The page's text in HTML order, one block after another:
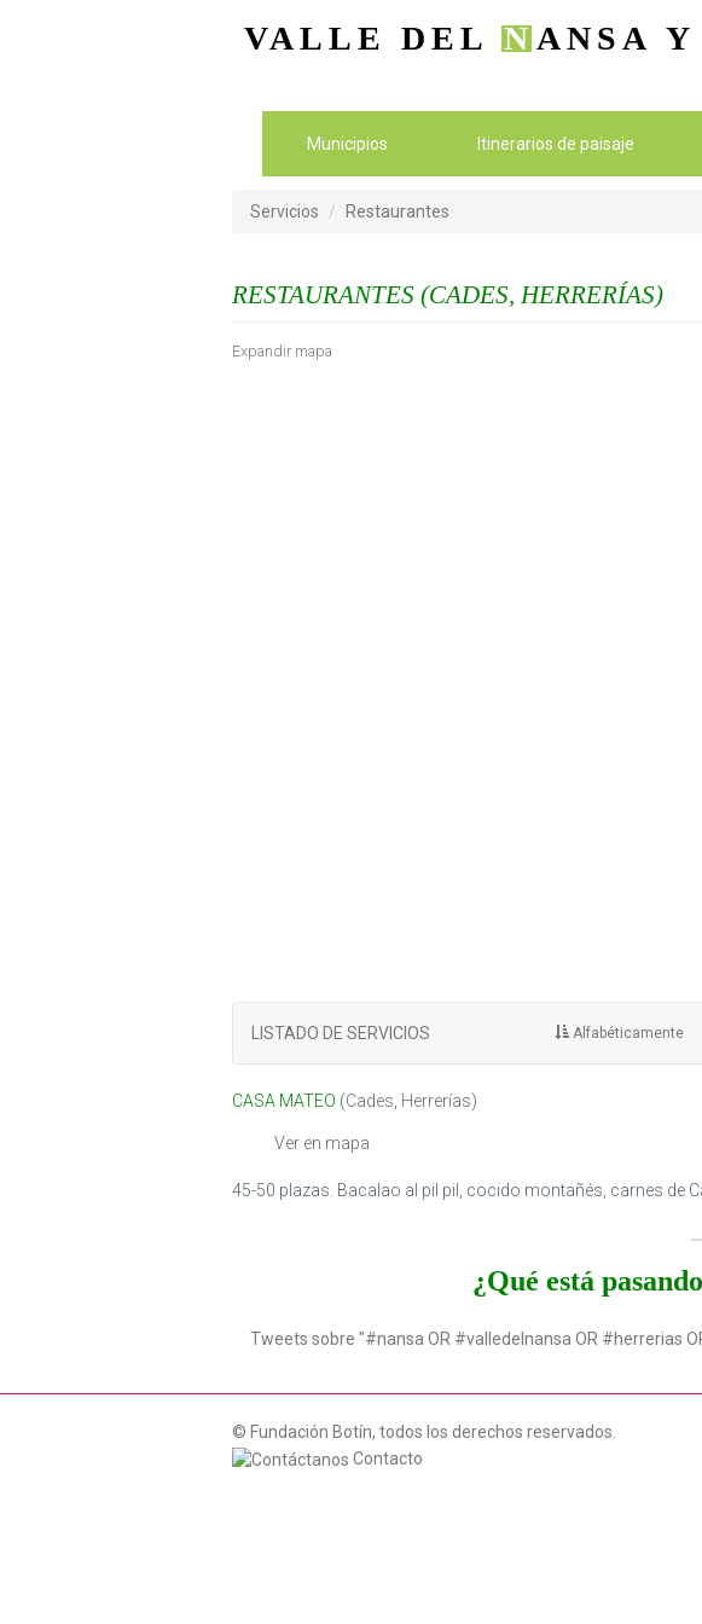
VALLE DEL NANSA Y
Municipios Itinerarios de paisaje
Servicios Restaurantes
RESTAURANTES (CADES, HERRERÍAS)
Expandir mapa
LISTADO DE SERVICIOS Alfabéticamente
CASA MATEO (Cades Herrerías)
Ver en mapa
45-50 plazas. Bacalao al pil pil, cocido montañés, carnes de
¿Qué está
Tweets sobre "#nansa OR #valledelnansa OR #herrerias
© Fundación Botín, todos los derechos reservados.
Contacto